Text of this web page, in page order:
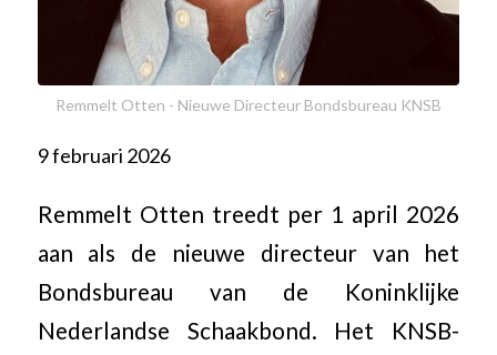
Remmelt Otten - Nieuwe Directeur Bondsbureau KNSB
9 februari 2026
Remmelt Otten treedt per 1 april 2026
aan als de nieuwe directeur van het
Bondsbureau van de Koninklijke
Nederlandse Schaakbond. Het KNSB-